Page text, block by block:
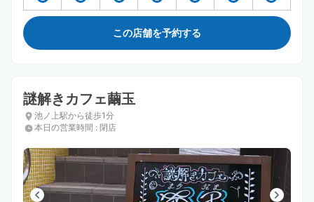
この店舗を予約する
謎解きカフェ繭玉
池ノ上駅から徒歩1分
本日の営業時間 : 閉店